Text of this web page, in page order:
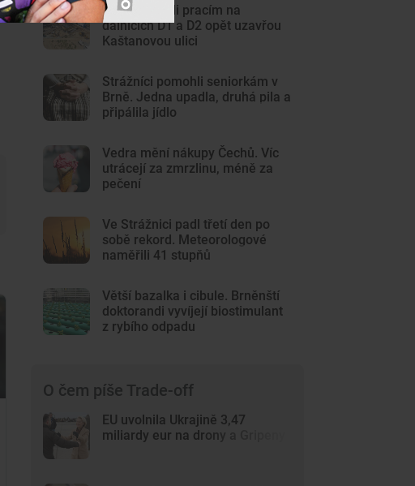
Silničáři kvůli pracím na
dálnicích D1 a D2 opět uzavřou
Kaštanovou ulici
Strážníci pomohli seniorkám v
Brně. Jedna upadla, druhá pila a
připálila jídlo
Vedra mění nákupy Čechů. Víc
utrácejí za zmrzlinu, méně za
pečení
Ve Strážnici padl třetí den po
sobě rekord. Meteorologové
naměřili 41 stupňů
Větší bazalka i cibule. Brněnští
doktorandi vyvíjejí biostimulant
z rybího odpadu
O čem píše Trade-off
EU uvolnila Ukrajině 3,47
miliardy eur na drony a Gripeny